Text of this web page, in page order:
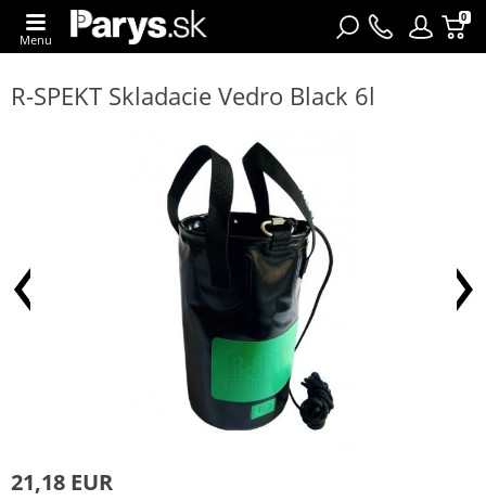
0
Menu
R-SPEKT Skladacie Vedro Black 6l
21,18 EUR